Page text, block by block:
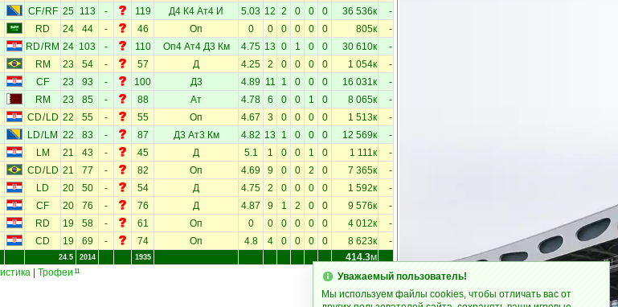
CF/RF 25 113 - 119 Д4 К4 Ат4 И 5.03 12 2 0 0 0 36 536к -
RD 24 44 - 46 Оп 0 0 0 0 0 0 805к -
RD/ RM 24 103 - 110 Оп4 Ат4 Д3 Км 4.75 13 0 1 0 0 30 610к -
RM 23 54 - 57 Д 4.25 2 0 0 0 0 1 054к -
CF 23 93 - 100 Д3 4.89 11 1 0 0 0 16 031к -
RM 23 85 - 88 Ат 4.78 6 0 0 1 0 8 065к -
CD/LD 22 55 - 55 Оп 4.67 3 0 0 0 0 1 513к -
LD/ LM 22 83 - 87 Д3 Ат3 Км 4.82 13 1 0 0 0 12 569к -
LM 21 43 - 45 Д 5.1 1 0 0 1 0 1 111к -
CD/LD 21 77 - 82 Оп 4.69 9 0 0 2 0 7 365к -
LD 20 50 - 54 Д 4.75 2 0 0 0 0 1 592к -
CF 20 76 - 76 Д 4.87 9 1 2 0 0 9 576к -
RD 19 58 - 61 Оп 0 0 0 0 0 0 4 012к -
CD 19 69 - 74 Оп 4.8 4 0 0 0 0 8 623к -
24.5 2014 1935 414.3м
Трофеи 11
Уважаемый пользователь!
Мы используем файлы cookies, чтобы отличать вас от